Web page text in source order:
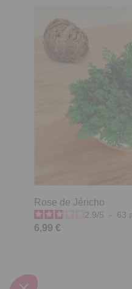
Rose de Jéricho
2.9/5 - 63
6,99 €